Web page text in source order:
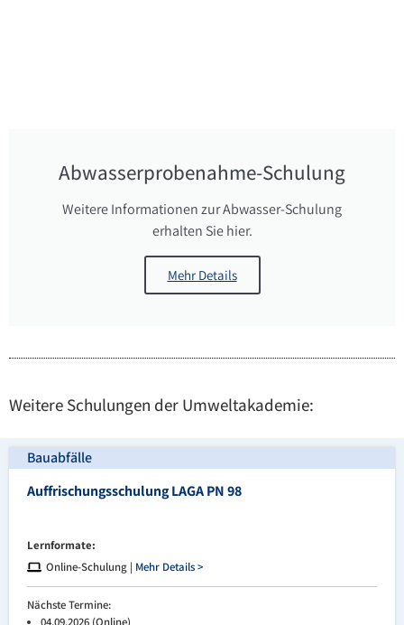
Abwasserprobenahme-Schulung
Weitere Informationen zur Abwasser-Schulung
erhalten Sie hier.
Mehr Details
Weitere Schulungen der Umweltakademie:
Bauabfälle
Auffrischungsschulung LAGA PN 98
Lernformate:
Online-Schulung | Mehr Details >
Nächste Termine: